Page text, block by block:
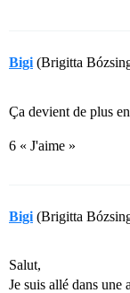
Bigi (Brigitta
Ça devient de plus
6 « J'aime »
Bigi (Brigitta
Salut,
Je suis allé dans une